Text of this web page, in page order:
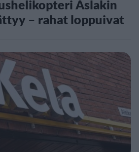
Aslakin
– rahat loppuivat